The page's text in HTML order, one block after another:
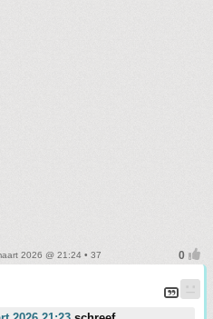
2026 @ 21:24 • 37